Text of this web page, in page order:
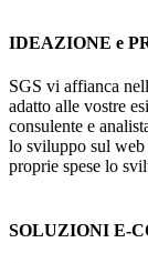
IDEAZIONE e
SGS vi affianca
adatto alle vostre
consulente e
lo sviluppo sul web
proprie spese lo
SOLUZIONI E-